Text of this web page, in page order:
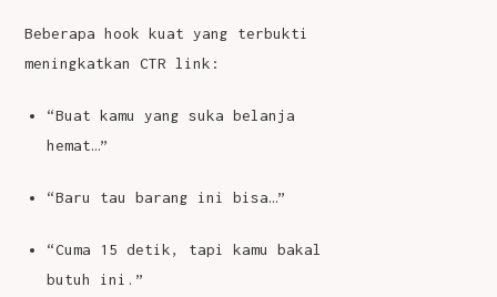
Beberapa hook kuat yang terbukti
meningkatkan CTR link:
“Buat kamu yang suka belanja
hemat…”
“Baru tau barang ini bisa…”
“Cuma 15 detik, tapi kamu bakal
butuh ini.”